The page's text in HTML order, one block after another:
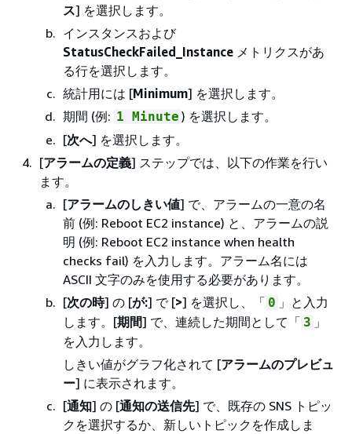
ス] を選択します。
インスタンスおよび
StatusCheckFailed_Instance メトリクスがあ
る行を選択します。
統計用には [Minimum] を選択します。
期間 (例: 1 Minute ) を選択します。
[次へ] を選択します。
[アラームの定義] ステップでは、以下の作業を行い
ます。
[アラームのしきい値] で、アラームの一意の名
前 (例: Reboot EC2 instance) と、アラームの説
明 (例: Reboot EC2 instance when health
checks fail) を入力します。アラーム名には
ASCII 文字のみを使用する必要があります。
[次の時] の [が:] で [>] を選択し、「 0 」と入力
します。[期間] で、連続した期間として「 3 」
を入力します。
しきい値がグラフ化されて [アラームのプレビュ
ー] に表示されます。
[通知] の [通知の送信先] で、既存の SNS トピッ
クを選択するか、新しいトピックを作成しま